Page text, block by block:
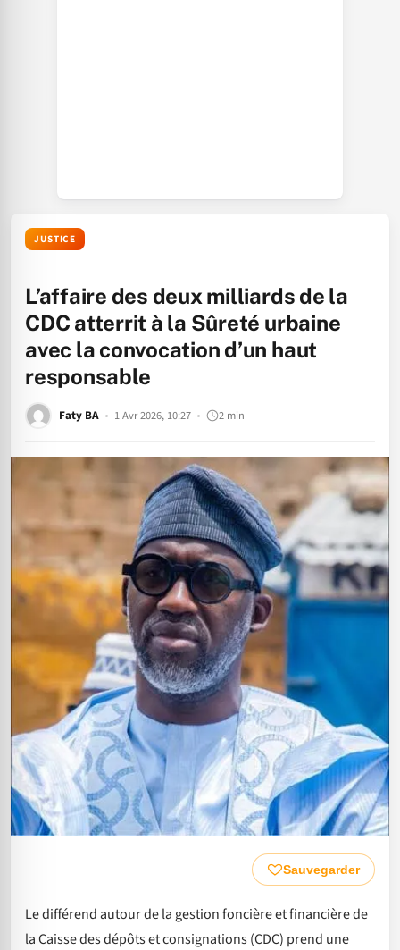
JUSTICE
L’affaire des deux milliards de la
CDC atterrit à la Sûreté urbaine
avec la convocation d’un haut
responsable
Faty BA 1 Avr 2026, 10:27 2 min
Sauvegarder
Le différend autour de la gestion foncière et financière de
la Caisse des dépôts et consignations (CDC) prend une